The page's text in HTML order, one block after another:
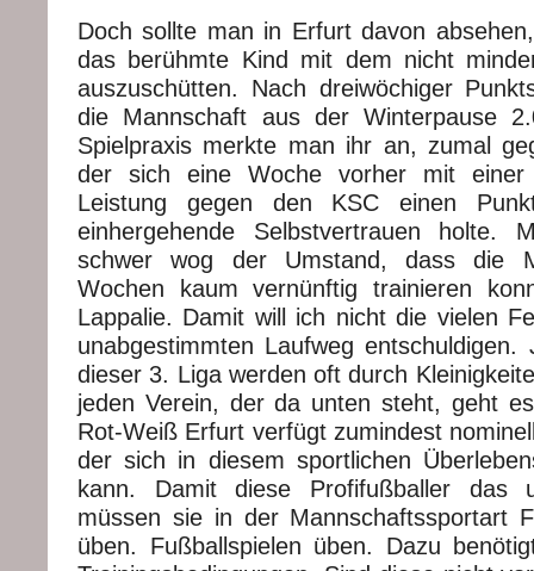
Doch sollte man in Erfurt davon
das berühmte Kind mit dem nicht
auszuschütten. Nach dreiwöchiger
die Mannschaft aus der Winterpause
Spielpraxis merkte man ihr an, zumal
der sich eine Woche vorher mit einer
Leistung gegen den KSC einen
einhergehende Selbstvertrauen holte.
schwer wog der Umstand, dass die
Wochen kaum vernünftig trainieren
Lappalie. Damit will ich nicht die vielen
unabgestimmten Laufweg entschuldigen.
dieser 3. Liga werden oft durch
jeden Verein, der da unten steht, geht
Rot-Weiß Erfurt verfügt zumindest
der sich in diesem sportlichen
kann. Damit diese Profifußballer das
müssen sie in der Mannschaftssportart
üben. Fußballspielen üben. Dazu